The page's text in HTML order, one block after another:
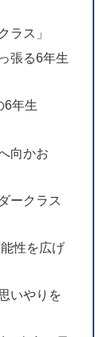
ラス」
張る6年生
6年生
向かお
ークラス
能性を広げ
いやりを